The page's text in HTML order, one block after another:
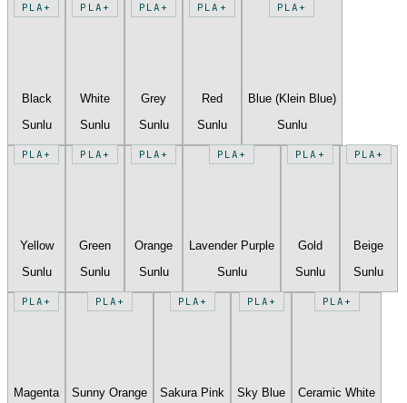
PLA+
Black
Sunlu
PLA+
White
Sunlu
PLA+
Grey
Sunlu
PLA+
Red
Sunlu
PLA+
Blue (Klein Blue)
Sunlu
PLA+
Yellow
Sunlu
PLA+
Green
Sunlu
PLA+
Orange
Sunlu
PLA+
Lavender Purple
Sunlu
PLA+
Gold
Sunlu
PLA+
Beige
Sunlu
PLA+
Magenta
PLA+
Sunny Orange
PLA+
Sakura Pink
PLA+
Sky Blue
PLA+
Ceramic White